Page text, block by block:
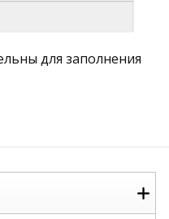
для заполнения